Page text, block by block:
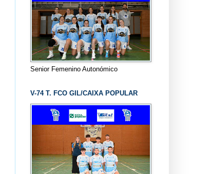
Senior Femenino Autonómico
V-74 T. FCO GIL/CAIXA POPULAR